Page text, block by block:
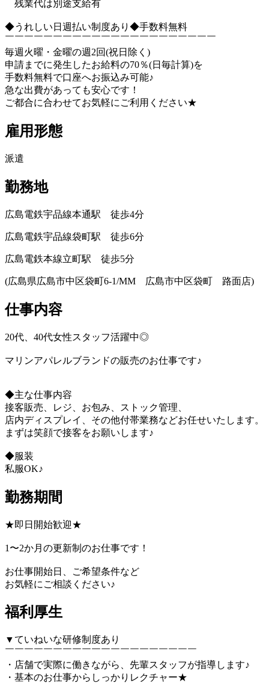
残業代は別途支給有
◆うれしい日週払い制度あり◆手数料無料
￣￣￣￣￣￣￣￣￣￣￣￣￣￣￣￣￣￣￣￣￣￣
毎週火曜・金曜の週2回(祝日除く)
申請までに発生したお給料の70％(日毎計算)を
手数料無料で口座へお振込み可能♪
急な出費があっても安心です！
ご都合に合わせてお気軽にご利用ください★
雇用形態
派遣
勤務地
広島電鉄宇品線本通駅 徒歩4分
広島電鉄宇品線袋町駅 徒歩6分
広島電鉄本線立町駅 徒歩5分
(広島県広島市中区袋町6-1/MM 広島市中区袋町 路面店)
仕事内容
20代、40代女性スタッフ活躍中◎
マリンアパレルブランドの販売のお仕事です♪
◆主な仕事内容
接客販売、レジ、お包み、ストック管理、
店内ディスプレイ、その他付帯業務などお任せいたします。
まずは笑顔で接客をお願いします♪
◆服装
私服OK♪
勤務期間
★即日開始歓迎★
1〜2か月の更新制のお仕事です！
お仕事開始日、ご希望条件など
お気軽にご相談ください♪
福利厚生
▼ていねいな研修制度あり
￣￣￣￣￣￣￣￣￣￣￣￣￣￣￣￣￣￣￣￣
・店舗で実際に働きながら、先輩スタッフが指導します♪
・基本のお仕事からしっかりレクチャー★